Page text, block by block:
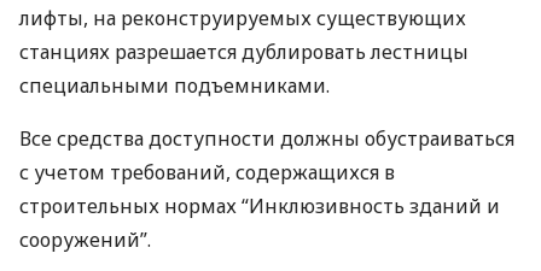
лифты, на реконструируемых существующих
станциях разрешается дублировать лестницы
специальными подъемниками.
Все средства доступности должны обустраиваться
с учетом требований, содержащихся в
строительных нормах “Инклюзивность зданий и
сооружений”.